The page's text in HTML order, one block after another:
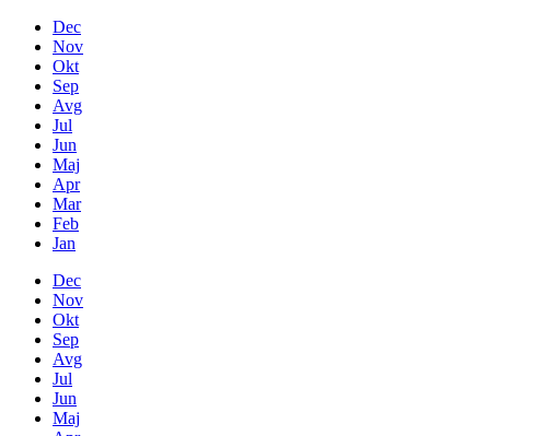
Dec
Nov
Okt
Sep
Avg
Jul
Jun
Maj
Apr
Mar
Feb
Jan
Dec
Nov
Okt
Sep
Avg
Jul
Jun
Maj